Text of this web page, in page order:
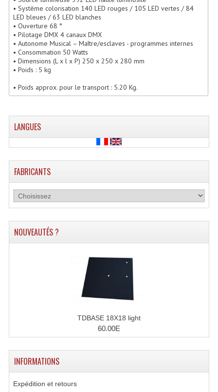
Lecteurs Cd À Plats
Lecteurs Double Cd Mixage Intégrée
Lecteurs Lasers Simple Et Mp3 (rack 19")
Enregistreur Numérique
Platines Cassettes
Limiteur De Niveau Sonore
Micro Sans Fil HF VHF 200MHZ
Micro Sans Fil HF UHF 800MHZ
Microphones De Surface
Multi-Effets, Reverbes Etc...
• Système colorisation 140 LED rouges / 105 LED vertes / 84
LED bleues / 63 LED blanches
• Ouverture 68 °
• Pilotage DMX 4 canaux DMX
• Autonome Musical – Maître/esclaves - programmes internes
• Consommation 50 Watts
• Dimensions (L x l x P) 250 x 250 x 280 mm
• Poids : 5 kg
• Poids approx. pour le transport : 5.20 Kg.
LANGUES
FABRICANTS
NOUVEAUTÉS ?
TDBASE 18X18 light
60.00E
INFORMATIONS
Expédition et retours